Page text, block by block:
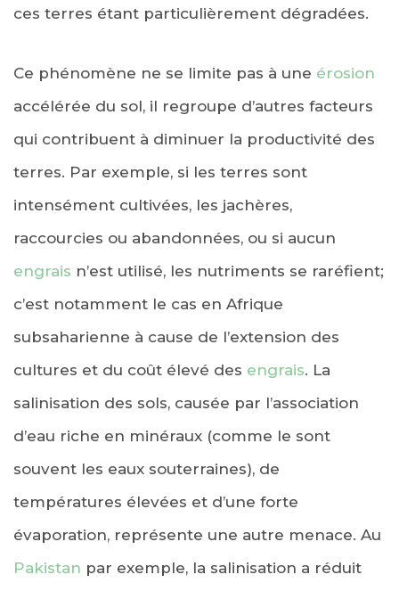
ces terres étant particulièrement dégradées.
Ce phénomène ne se limite pas à une érosion
accélérée du sol, il regroupe d’autres facteurs
qui contribuent à diminuer la productivité des
terres. Par exemple, si les terres sont
intensément cultivées, les jachères,
raccourcies ou abandonnées, ou si aucun
engrais n’est utilisé, les nutriments se raréfient;
c’est notamment le cas en Afrique
subsaharienne à cause de l’extension des
cultures et du coût élevé des engrais. La
salinisation des sols, causée par l’association
d’eau riche en minéraux (comme le sont
souvent les eaux souterraines), de
températures élevées et d’une forte
évaporation, représente une autre menace. Au
Pakistan par exemple, la salinisation a réduit